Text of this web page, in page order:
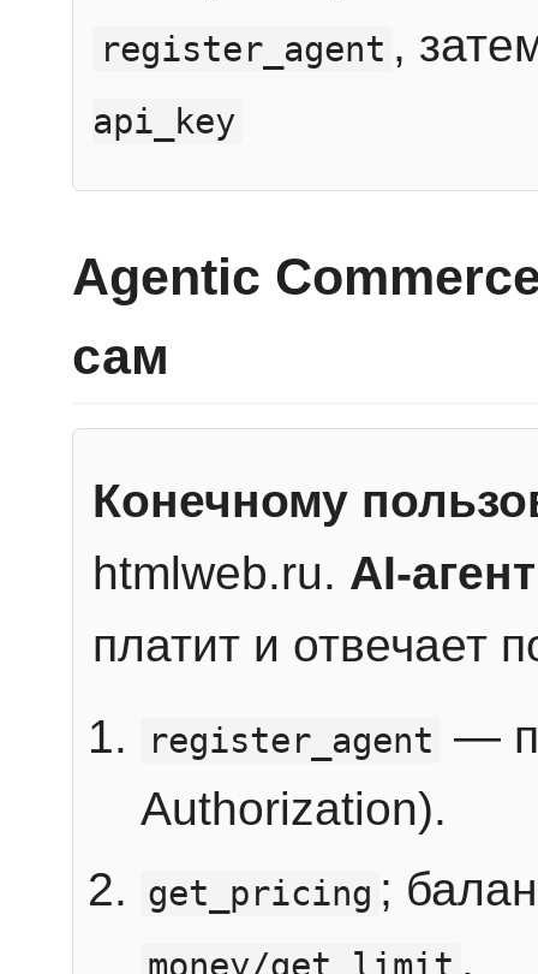
register_agent ,
api_key
Agentic
сам
Конечному
htmlweb.ru. AI-агент
платит и отвечает
register_agent —
Authorization).
get_pricing ;
.